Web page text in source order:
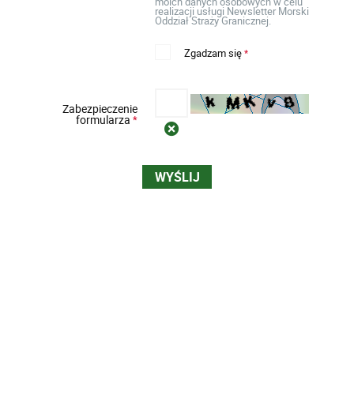
realizacji usługi Newsletter Morski
Oddział Straży Granicznej.
Zgadzam się*
Zabezpieczenie
formularza*